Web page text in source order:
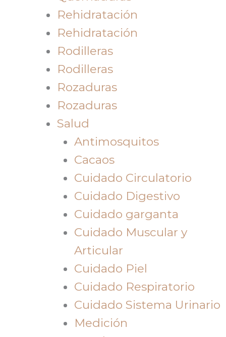
Rehidratación
Rehidratación
Rodilleras
Rodilleras
Rozaduras
Rozaduras
Salud
Antimosquitos
Cacaos
Cuidado Circulatorio
Cuidado Digestivo
Cuidado garganta
Cuidado Muscular y
Articular
Cuidado Piel
Cuidado Respiratorio
Cuidado Sistema Urinario
Medición